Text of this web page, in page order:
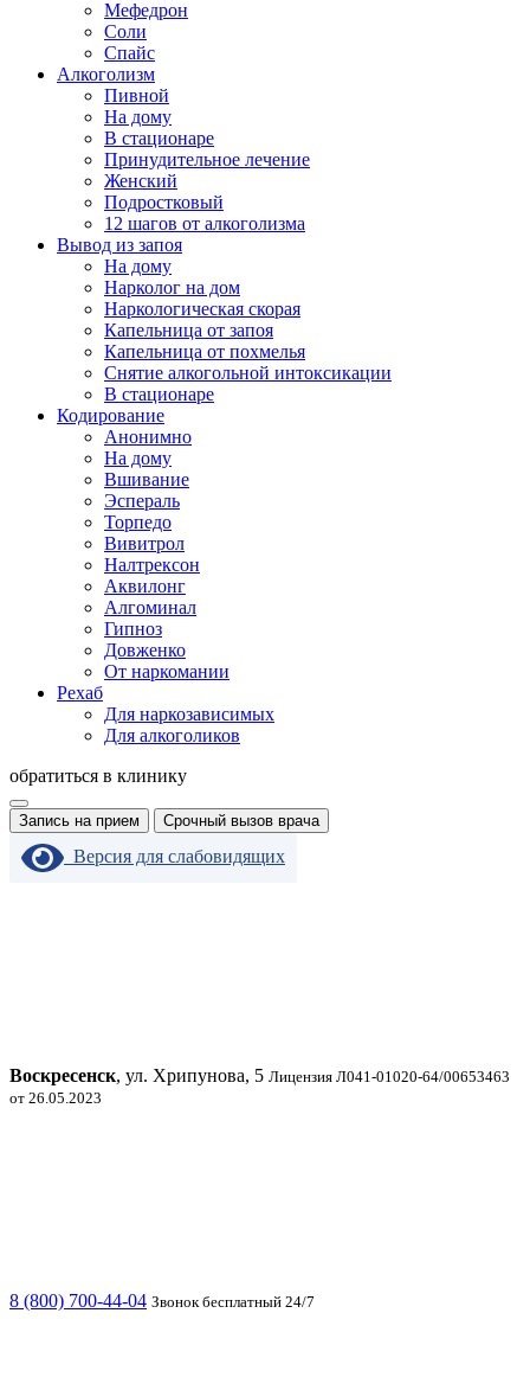
Мефедрон
Соли
Спайс
Алкоголизм
Пивной
На дому
В стационаре
Принудительное лечение
Женский
Подростковый
12 шагов от алкоголизма
Вывод из запоя
На дому
Нарколог на дом
Наркологическая скорая
Капельница от запоя
Капельница от похмелья
Снятие алкогольной интоксикации
В стационаре
Кодирование
Анонимно
На дому
Вшивание
Эспераль
Торпедо
Вивитрол
Налтрексон
Аквилонг
Алгоминал
Гипноз
Довженко
От наркомании
Рехаб
Для наркозависимых
Для алкоголиков
обратиться в клинику
Запись на прием Срочный вызов врача
Версия для слабовидящих
Воскресенск, ул. Хрипунова, 5 Лицензия Л041-01020-64/00653463
от 26.05.2023
8 (800) 700-44-04 Звонок бесплатный 24/7